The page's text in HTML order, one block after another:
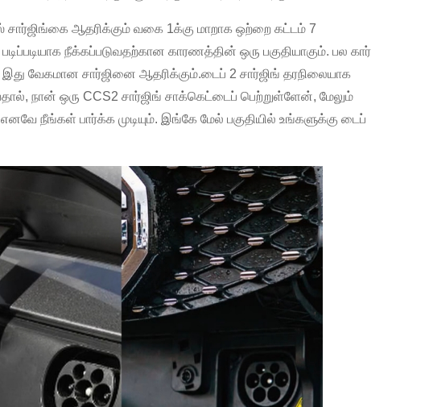
ஆதரிக்கும் வகை 1க்கு மாறாக ஒற்றை கட்டம் 7
நீக்கப்படுவதற்கான காரணத்தின் ஒரு பகுதியாகும். பல கார்
வேகமான சார்ஜினை ஆதரிக்கும்.டைப் 2 சார்ஜிங் தரநிலையாக
நான் ஒரு CCS2 சார்ஜிங் சாக்கெட்டைப் பெற்றுள்ளேன், மேலும்
நீங்கள் பார்க்க முடியும். இங்கே மேல் பகுதியில் உங்களுக்கு டைப்